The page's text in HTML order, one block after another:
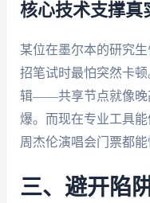
核心技术支撑真
某位在墨尔本的研究
招笔试时最怕突然卡
辑——共享节点就像晚
爆。而现在专业工具
周杰伦演唱会门票都能
三、避开陷